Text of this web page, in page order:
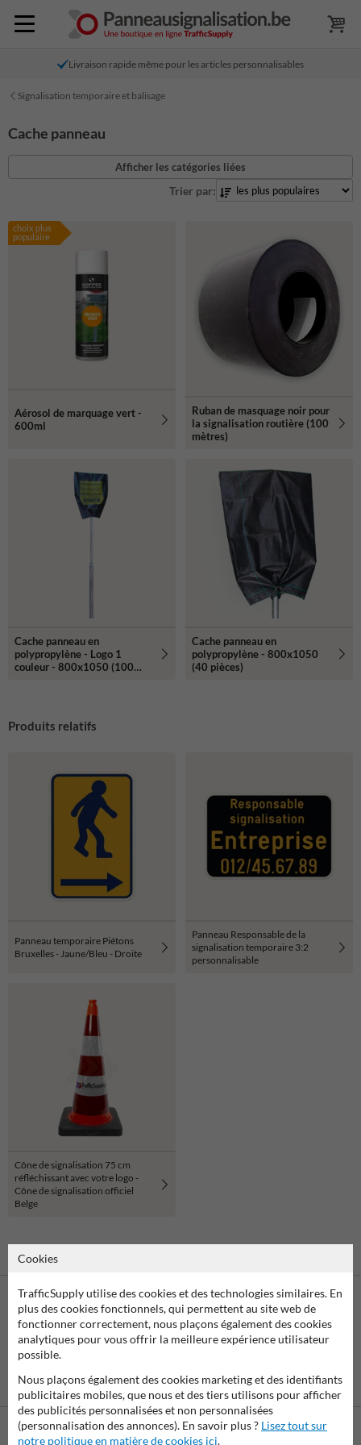
Livraison rapide même pour les articles personnalisables
Signalisation temporaire et balisage
Cache panneau
Afficher les catégories liées
Trier par:
choix plus
populaire
Aérosol de marquage vert -
600ml
Ruban de masquage noir pour
la signalisation routière (100
mètres)
Cache panneau en
polypropylène - Logo 1
couleur - 800x1050 (100
Cache panneau en
polypropylène - 800x1050
(40 pièces)
Produits relatifs
Panneau temporaire Piétons
Bruxelles - Jaune/Bleu - Droite
Panneau Responsable de la
signalisation temporaire 3:2
personnalisable
Cône de signalisation 75 cm
réfléchissant avec votre logo -
Cône de signalisation officiel
Belge
Virement
bancaire SEPA
Paiement par
Cookies
TrafficSupply utilise des cookies et des technologies similaires. En
plus des cookies fonctionnels, qui permettent au site web de
fonctionner correctement, nous plaçons également des cookies
analytiques pour vous offrir la meilleure expérience utilisateur
possible.
Nous plaçons également des cookies marketing et des identifiants
publicitaires mobiles, que nous et des tiers utilisons pour afficher
des publicités personnalisées et non personnalisées
(personnalisation des annonces). En savoir plus ? Lisez tout sur
notre politique en matière de cookies ici.